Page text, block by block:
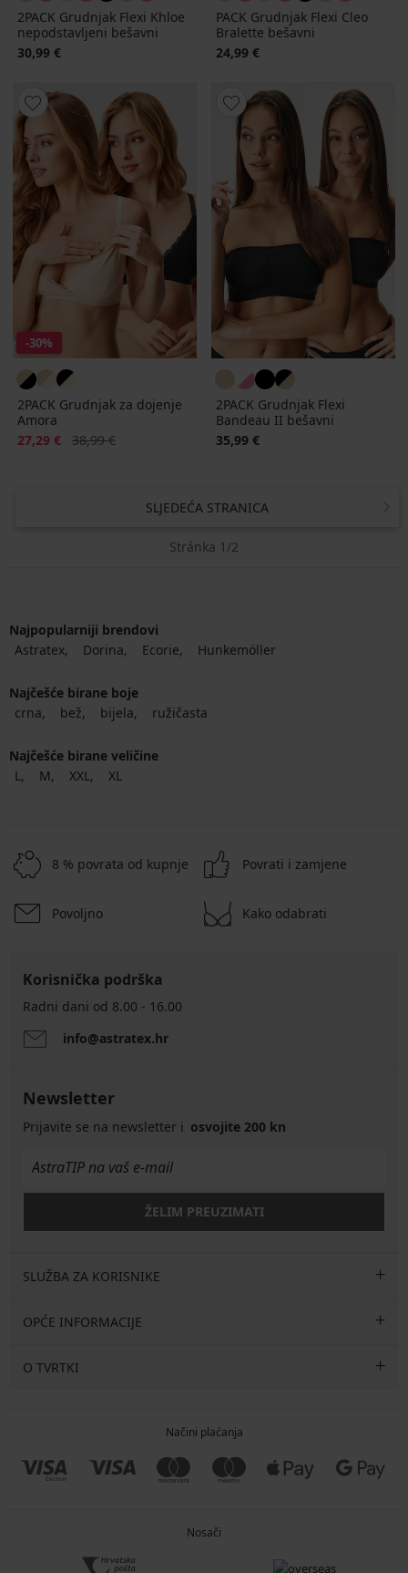
2PACK Grudnjak Flexi Khloe
nepodstavljeni bešavni
30,99 €
PACK Grudnjak Flexi Cleo
Bralette bešavni
24,99 €
-30%
2PACK Grudnjak za dojenje
Amora
Popust
27,29 € Prvobitna cijena
38,99 €
2PACK Grudnjak Flexi
Bandeau II bešavni
35,99 €
SLJEDEĆA STRANICA
Stránka 1/2
Najpopularniji brendovi
Astratex
Dorina Ecorie Hunkemöller
Najčešće birane boje
crna
bež bijela ružičasta
Najčešće birane veličine
L
M XXL XL
8 % povrata od kupnje Povrati i zamjene
Povoljno Kako odabrati
Korisnička podrška
Radni dani od 8.00 - 16.00
info@astratex.hr
Newsletter
Prijavite se na newsletter i osvojite 200 kn
ŽELIM PREUZIMATI
SLUŽBA ZA KORISNIKE
OPĆE INFORMACIJE
O TVRTKI
Načini plaćanja
Nosači